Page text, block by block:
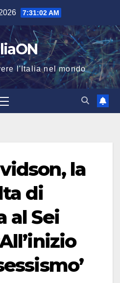
7:31:03 AM
l'Italia nel mondo
la
di
al Sei